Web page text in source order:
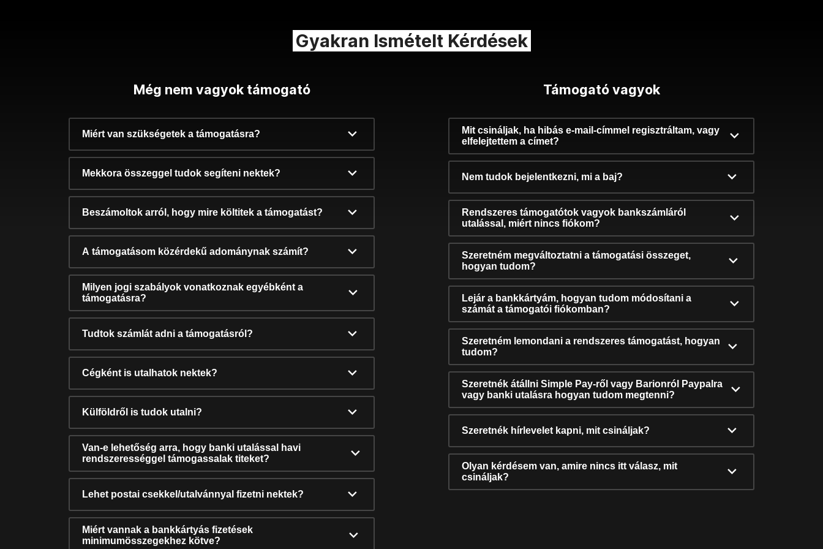
Gyakran Ismételt Kérdések
Még nem vagyok támogató
Miért van szükségetek a támogatásra?
Mekkora összeggel tudok segíteni nektek?
Beszámoltok arról, hogy mire költitek a támogatást?
A támogatásom közérdekű adománynak számít?
Milyen jogi szabályok vonatkoznak egyébként a
támogatásra?
Tudtok számlát adni a támogatásról?
Cégként is utalhatok nektek?
Külföldről is tudok utalni?
Van-e lehetőség arra, hogy banki utalással havi
rendszerességgel támogassalak titeket?
Lehet postai csekkel/utalvánnyal fizetni nektek?
Miért vannak a bankkártyás fizetések
minimumösszegekhez kötve?
Támogató vagyok
Mit csináljak, ha hibás e-mail-címmel regisztráltam, vagy
elfelejtettem a címet?
Nem tudok bejelentkezni, mi a baj?
Rendszeres támogatótok vagyok bankszámláról
utalással, miért nincs fiókom?
Szeretném megváltoztatni a támogatási összeget,
hogyan tudom?
Lejár a bankkártyám, hogyan tudom módosítani a
számát a támogatói fiókomban?
Szeretném lemondani a rendszeres támogatást, hogyan
tudom?
Szeretnék átállni Simple Pay-ről vagy Barionról Paypalra
vagy banki utalásra hogyan tudom megtenni?
Szeretnék hírlevelet kapni, mit csináljak?
Olyan kérdésem van, amire nincs itt válasz, mit
csináljak?